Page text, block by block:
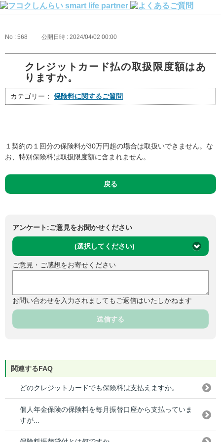
No : 568 公開日時 : 2024/04/02 00:00
クレジットカード払の取扱限度額はあ
りますか。
カテゴリー： 保険料に関するご質問
１契約の１回分の保険料が30万円超の場合は取扱いできません。な
お、特別保険料は取扱限度額に含まれません。
戻る
アンケート:ご意見をお聞かせください
(選択してください)
ご意見・ご感想をお寄せください
お問い合わせを入力されましてもご返信はいたしかねます
送信する
関連するFAQ
どのクレジットカードでも保険料は支払えますか。
個人年金保険の保険料を毎月振替口座から支払っていま
すが...